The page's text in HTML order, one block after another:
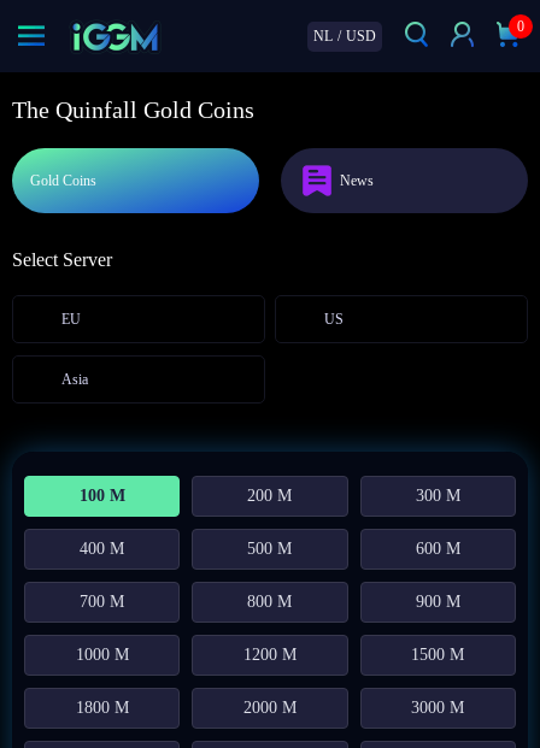
NL / USD
0
The Quinfall Gold Coins
Gold Coins News
Select Server
EU US
Asia
100 M 200 M 300 M
400 M 500 M 600 M
700 M 800 M 900 M
1000 M 1200 M 1500 M
1800 M 2000 M 3000 M